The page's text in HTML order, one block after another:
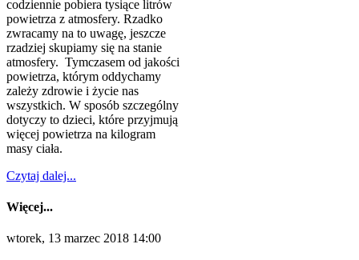
codziennie pobiera tysiące litrów
powietrza z atmosfery. Rzadko
zwracamy na to uwagę, jeszcze
rzadziej skupiamy się na stanie
atmosfery. Tymczasem od jakości
powietrza, którym oddychamy
zależy zdrowie i życie nas
wszystkich. W sposób szczególny
dotyczy to dzieci, które przyjmują
więcej powietrza na kilogram
masy ciała.
Czytaj dalej...
Więcej...
wtorek, 13 marzec 2018 14:00